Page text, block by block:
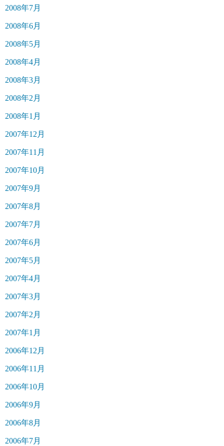
2008年7月
2008年6月
2008年5月
2008年4月
2008年3月
2008年2月
2008年1月
2007年12月
2007年11月
2007年10月
2007年9月
2007年8月
2007年7月
2007年6月
2007年5月
2007年4月
2007年3月
2007年2月
2007年1月
2006年12月
2006年11月
2006年10月
2006年9月
2006年8月
2006年7月